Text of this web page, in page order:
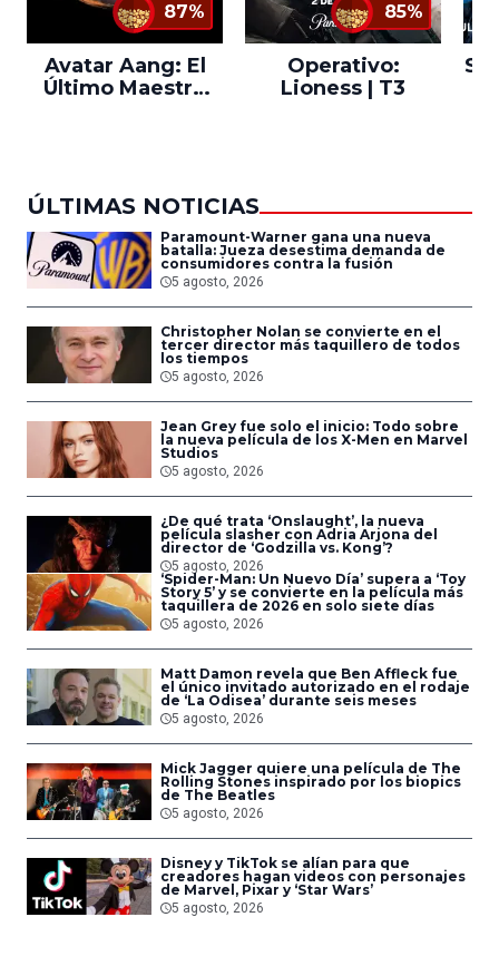
87%
Avatar Aang: El
Último Maestro
85%
Operativo:
Lioness | T3
ÚLTIMAS NOTICIAS
Paramount-Warner gana una nueva
batalla: Jueza desestima demanda de
consumidores contra la fusión
5 agosto, 2026
Christopher Nolan se convierte en el
tercer director más taquillero de todos
los tiempos
5 agosto, 2026
Jean Grey fue solo el inicio: Todo sobre
la nueva película de los X-Men en Marvel
Studios
5 agosto, 2026
¿De qué trata ‘Onslaught’, la nueva
película slasher con Adria Arjona del
director de ‘Godzilla vs. Kong’?
5 agosto, 2026
‘Spider-Man: Un Nuevo Día’ supera a ‘Toy
Story 5’ y se convierte en la película más
taquillera de 2026 en solo siete días
5 agosto, 2026
Matt Damon revela que Ben Affleck fue
el único invitado autorizado en el rodaje
de ‘La Odisea’ durante seis meses
5 agosto, 2026
Mick Jagger quiere una película de The
Rolling Stones inspirado por los biopics
de The Beatles
5 agosto, 2026
Disney y TikTok se alían para que
creadores hagan videos con personajes
de Marvel, Pixar y ‘Star Wars’
5 agosto, 2026